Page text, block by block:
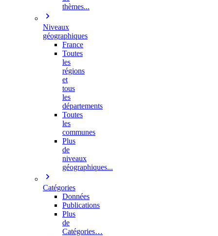
thèmes...
Niveaux
géographiques
France
Toutes
les
régions
et
tous
les
départements
Toutes
les
communes
Plus
de
niveaux
géographiques...
Catégories
Données
Publications
Plus
de
Catégories…